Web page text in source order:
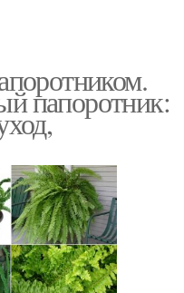
папоротник: